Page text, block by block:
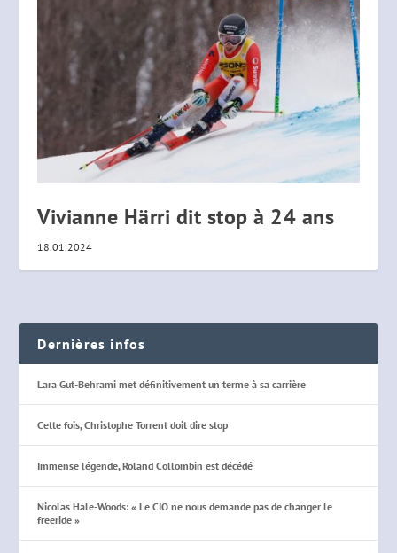
Vivianne Härri dit stop à 24 ans
18.01.2024
Dernières infos
Lara Gut-Behrami met définitivement un terme à sa carrière
Cette fois, Christophe Torrent doit dire stop
Immense légende, Roland Collombin est décédé
Nicolas Hale-Woods: « Le CIO ne nous demande pas de changer le
freeride »